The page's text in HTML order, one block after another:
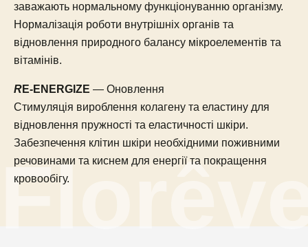
заважають нормальному функціонуванню організму.
Нормалізація роботи внутрішніх органів та
відновлення природного балансу мікроелементів та
вітамінів.
RE-ENERGIZE — Оновлення
Стимуляція вироблення колагену та еластину для
відновлення пружності та еластичності шкіри.
Забезпечення клітин шкіри необхідними поживними
речовинами та киснем для енергії та покращення
кровообігу.